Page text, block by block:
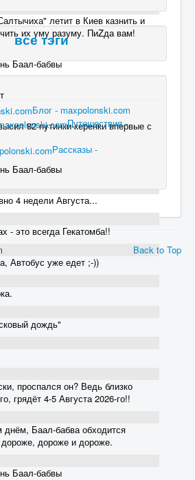
летит в Киев казнить и
их уму разуму. ПиZда вам!
Баал-бабвы
82 пyтинки-керенки впервые с
Баал-бабвы
4 недели Августа...
- это всегда Гекатомба!!
Автобус уже едет ;-))
дождь"
проспался он? Ведь близко
грядёт 4-5 Августа 2026-го!!
Баал-бабва обходится
дороже и дороже.
Баал-бабвы
все тэги
Блог - maxpolonski.com
Путешествия -
Рассказы -
Back to Top